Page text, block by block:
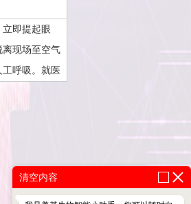
即提起眼
离现场至空气
呼吸。就医
清空内容